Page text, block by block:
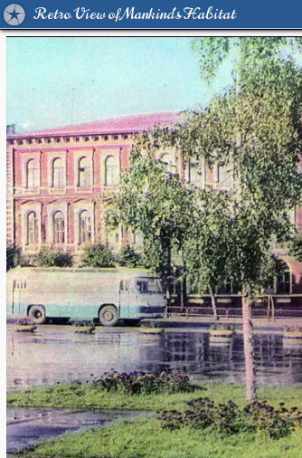
Retro View of Mankind's Habitat